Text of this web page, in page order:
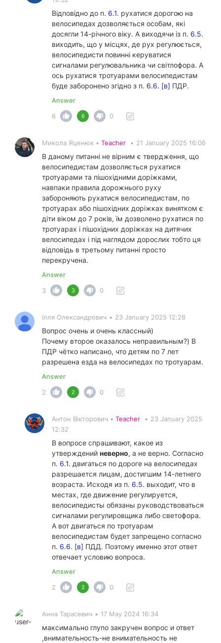
Відповідно до п. 6.1. рухатися дорогою на
велосипедах дозволяється особам, які
досягли 14-річного віку. А виходячи із п. 6.5.
виходить, що у місцях, де рух регулюється,
велосипедисти повинні керуватися
сигналами регулювальника чи світлофора. А
ось рухатися тротуарами велосипедистам
буде заборонено згідно з п. 6.6. [в] ПДР.
Answer
6
6 0
Микола Яценюк • Teacher • 21 January 2025 16:06
В даному питанні не вірним є твердження, що
велосипедистам дозволяється рухатися
тротуарами та пішохідними доріжками,
навпаки правила дорожнього руху
забороняють рухатися велосипедистам, по
тротуарах або пішохідних доріжках винятком є
діти віком до 7 років, їм дозволено рухатися по
тротуарах і пішохідних доріжках на дитячих
велосипедах і під наглядом дорослих тобто ця
відповідь в третьому питанні просто
перекручена.
Answer
3
3 0
Ілля Олександрович • 23 January 2025 12:28
Вопрос очень и очень классный)
Почему второе оказалось неправильным?) В
ПДР чётко написано, что детям по 7 лет
разрешена езда на велосипедах по тротуарам.
Answer
2
2 0
Антон Вікторович • Teacher • 23 January 2025
12:32
В вопросе спрашивают, какое из
утверждений неверно, а не верно. Согласно
п. 6.1. двигаться по дороге на велосипедах
разрешается лицам, достигшим 14-летнего
возраста. Исходя из п. 6.5. выходит, что в
местах, где движение регулируется,
велосипедисты обязаны руководствоваться
сигналами регулировщика либо светофора.
А вот двигаться по тротуарам
велосипедистам будет запрещено согласно
п. 6.6. [в] ПДД. Поэтому именно этот ответ
отвечает условию вопроса.
Answer
2
2 0
Анна Тарасевич • 17 May 2024 16:34
максимально глупо закручен вопрос и ответ
,внимательность-не внимательность не